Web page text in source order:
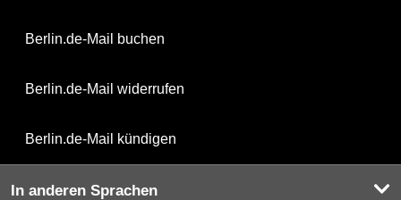
Berlin.de-Mail buchen
Berlin.de-Mail widerrufen
Berlin.de-Mail kündigen
In anderen Sprachen